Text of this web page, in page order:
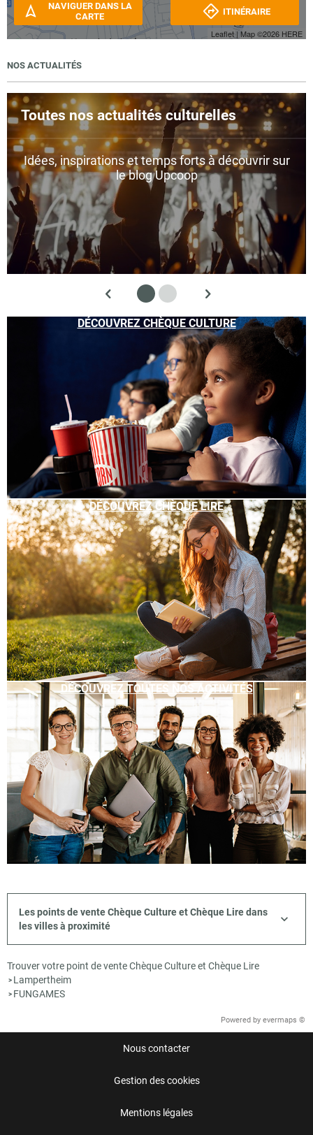
Leaflet| Map ©2026 HERE
NAVIGUER DANS LA
CARTE
ITINÉRAIRE
NOS ACTUALITÉS
Toutes nos actualités culturelles
Idées, inspirations et temps forts à découvrir sur
le blog Upcoop
DÉCOUVREZ CHÈQUE CULTURE
DÉCOUVREZ CHÈQUE LIRE
DÉCOUVREZ TOUTES NOS ACTIVITÉS
Les points de vente Chèque Culture et Chèque Lire dans
les villes à proximité
Trouver votre point de vente Chèque Culture et Chèque Lire
> Lampertheim
> FUNGAMES
Powered by evermaps ©
Nous contacter
Gestion des cookies
Mentions légales